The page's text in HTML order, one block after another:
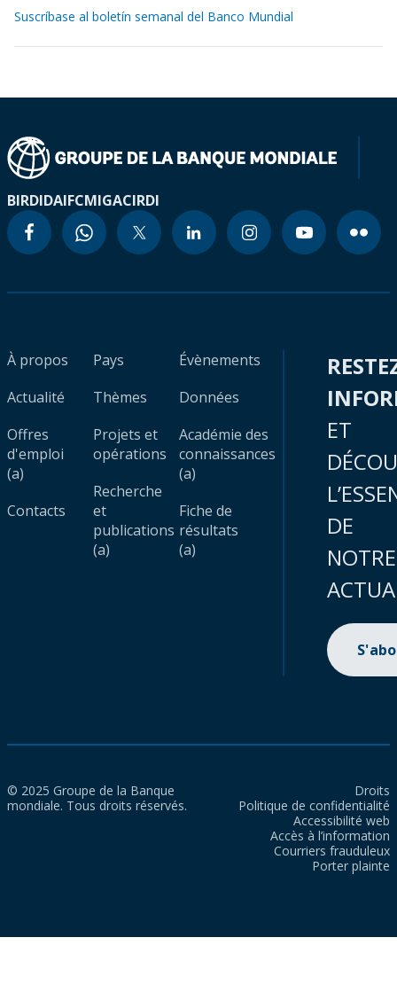
Suscríbase al boletín semanal del Banco Mundial
BIRDIDAIFCMIGACIRDI
À propos
Actualité
Offres
d'emploi
(a)
Contacts
Pays
Thèmes
Projets et
opérations
Recherche
et
publications
(a)
Évènements
Données
Académie des
connaissances
(a)
Fiche de
résultats
(a)
ET
DE
NOTRE
© 2025 Groupe de la Banque
mondiale. Tous droits réservés.
Droits
Politique de confidentialité
Accessibilité web
Accès à l’information
Courriers frauduleux
Porter plainte